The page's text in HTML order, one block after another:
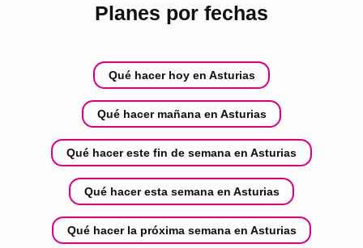
Planes por fechas
Qué hacer hoy en Asturias
Qué hacer mañana en Asturias
Qué hacer este fin de semana en Asturias
Qué hacer esta semana en Asturias
Qué hacer la próxima semana en Asturias